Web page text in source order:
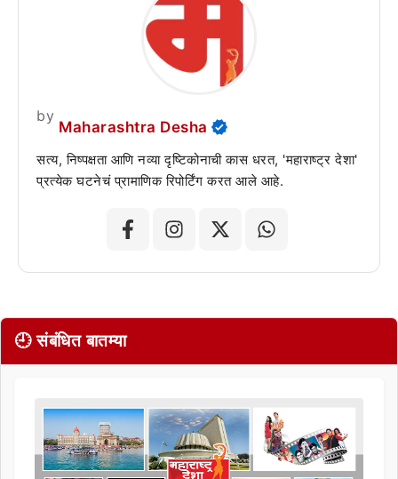
by
Maharashtra Desha
सत्य, निष्पक्षता आणि नव्या दृष्टिकोनाची कास धरत, 'महाराष्ट्र देशा'
प्रत्येक घटनेचं प्रामाणिक रिपोर्टिंग करत आले आहे.
🕘 संबंधित बातम्या